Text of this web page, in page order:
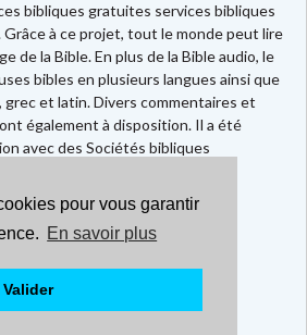
pour vous garantir
En savoir plus
Valider
bibliques gratuites services bibliques
à ce projet, tout le monde peut lire
de la Bible. En plus de la Bible audio, le
bibles en plusieurs langues ainsi que
grec et latin. Divers commentaires et
également à disposition. Il a été
avec des Sociétés bibliques